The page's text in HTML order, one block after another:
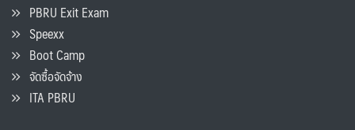
PBRU Exit Exam
Speexx
Boot Camp
จัดซื้อจัดจ้าง
ITA PBRU